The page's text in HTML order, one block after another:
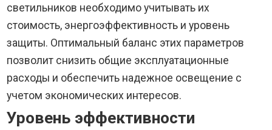
светильников необходимо учитывать их
стоимость, энергоэффективность и уровень
защиты. Оптимальный баланс этих параметров
позволит снизить общие эксплуатационные
расходы и обеспечить надежное освещение с
учетом экономических интересов.
Уровень эффективности